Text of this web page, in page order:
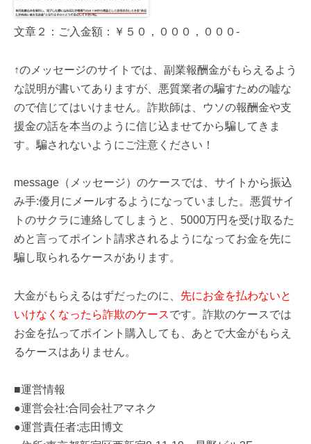
文章２：ご入金額：￥５０，０００，０００-
↑のメッセージのサイトでは、副業報酬金がもらえるよう
な説明が書いてありますが、悪質業者の騙すための嘘な
ので信じてはいけません。詐欺師は、ウソの報酬金や支
援金の話を本当のように信じ込ませてから騙してきま
す。騙されないようにご注意ください！
message（メッセージ）のケースでは、サイトから振込
み手:優月にメールするようになっていました。悪質サイ
トのサクラに連絡してしまうと、5000万円を受け取るた
めと言ってポイント請求されるようになってお金を先に
騙し取られるケースがあります。
大金がもらえるはずだったのに、 先にお金を払わないと
いけなくなったら詐欺のケースです。詐欺のケースでは
お金を払ってポイント購入しても、あとで大金がもらえ
るケースはありません。
■運営情報
●運営会社:合同会社アマネク
●運営責任者:志田博文